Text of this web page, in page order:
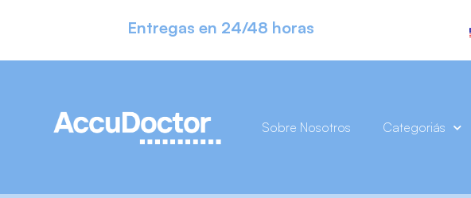
Entregas en 24/48 horas
Sobre Nosotros Categoriás